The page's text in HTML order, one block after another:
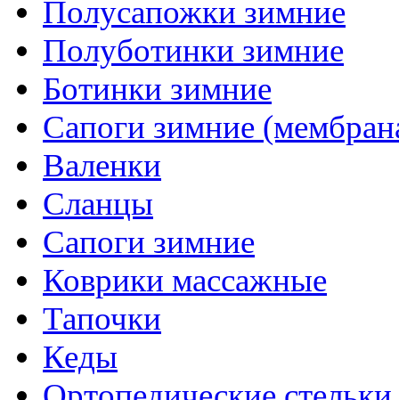
Полусапожки зимние
Полуботинки зимние
Ботинки зимние
Сапоги зимние
Валенки
Сланцы
Сапоги зимние
Коврики массажные
Тапочки
Кеды